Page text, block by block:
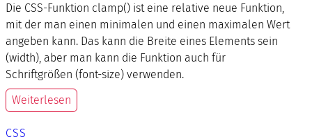
Die CSS-Funktion clamp() ist eine relative neue Funktion,
mit der man einen minimalen und einen maximalen Wert
angeben kann. Das kann die Breite eines Elements sein
(width), aber man kann die Funktion auch für
Schriftgrößen (font-size) verwenden.
Weiterlesen
CSS